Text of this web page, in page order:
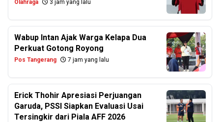
Olahraga 3 jam yang lalu
Wabup Intan Ajak Warga Kelapa Dua
Perkuat Gotong Royong
Pos Tangerang 7 jam yang lalu
Erick Thohir Apresiasi Perjuangan
Garuda, PSSI Siapkan Evaluasi Usai
Tersingkir dari Piala AFF 2026